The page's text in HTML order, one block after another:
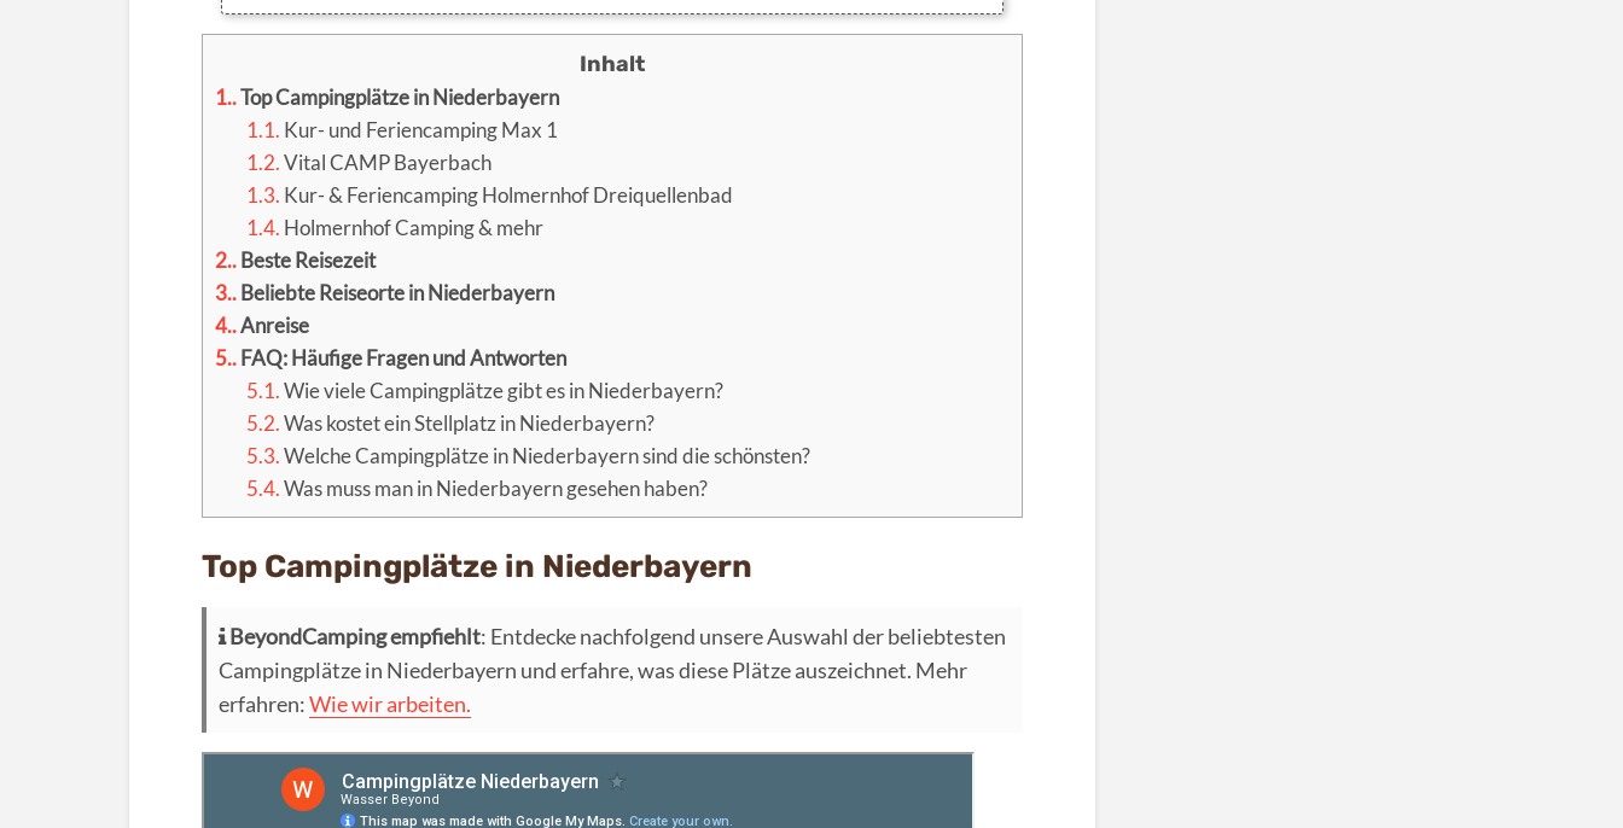
1. Top Campingplätze in Niederbayern
1.1. Kur- und Feriencamping Max 1
1.2.Vital CAMP Bayerbach
1.3. Kur- & Feriencamping Holmernhof Dreiquellenbad
1.4. Holmernhof Camping & mehr
2. Beste Reisezeit
3. Beliebte Reiseorte in Niederbayern
4. Anreise
5. FAQ: Häufige Fragen und Antworten
5.1.Wie viele Campingplätze gibt es in Niederbayern?
5.2.Was kostet ein Stellplatz in Niederbayern?
5.3.Welche Campingplätze in Niederbayern sind die schönsten?
5.4.Was muss man in Niederbayern gesehen haben?
Top Campingplätze in Niederbayern
BeyondCamping empfiehlt: Entdecke nachfolgend unsere Auswahl der beliebtesten
Campingplätze in Niederbayern und erfahre, was diese Plätze auszeichnet. Mehr
erfahren:Wie wir arbeiten.